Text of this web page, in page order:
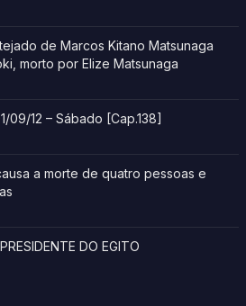
de Marcos Kitano Matsunaga
morto por Elize Matsunaga
09/12 – Sábado [Cap.138]
a morte de quatro pessoas e
DO EGITO